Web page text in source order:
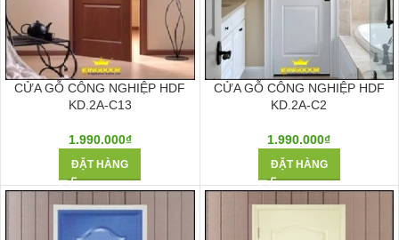
CỬA GỖ CÔNG NGHIỆP HDF
KD.2A-C13
1.990.000₫
ĐẶT HÀNG
CỬA GỖ CÔNG NGHIỆP HDF
KD.2A-C2
1.990.000₫
ĐẶT HÀNG